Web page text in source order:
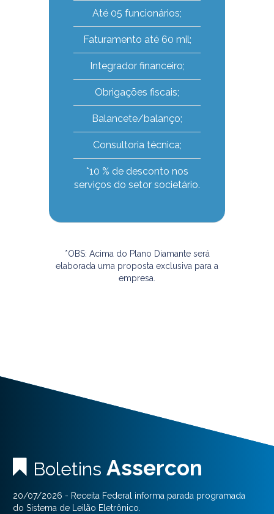
Até 05 funcionários;
Faturamento até 60 mil;
Integrador financeiro;
Obrigações fiscais;
Balancete/balanço;
Consultoria técnica;
*10 % de desconto nos
serviços do setor societário.
*OBS: Acima do Plano Diamante será
elaborada uma proposta exclusiva para a
empresa.
Boletins Assercon
20/07/2026 - Receita Federal informa parada programada
do Sistema de Leilão Eletrônico.